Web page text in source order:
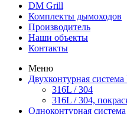
DM Grill
Комплекты дымоходов
Производитель
Наши объекты
Контакты
Меню
Двухконтурная
316L / 304
316L / 304,
Одноконтурная